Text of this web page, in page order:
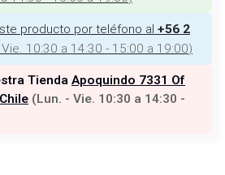
producto por teléfono al +56 2
Vie. 10:30 a 14:30 - 15:00 a 19:00)
Tienda Apoquindo 7331 Of
(Lun. - Vie. 10:30 a 14:30 -